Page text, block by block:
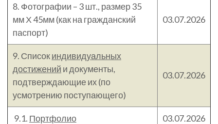
8. Фотографии – 3 шт., размер 35
мм Х 45мм (как на гражданский
паспорт)
03.07.2026
9. Списокиндивидуальных
достижений и документы,
подтверждающие их (по
усмотрению поступающего)
03.07.2026
9.1. Портфолио 03.07.2026